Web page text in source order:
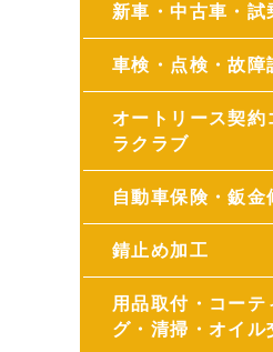
新車・中古車・試
車検・点検・故障
オートリース契約
ラクラブ
自動車保険・鈑金
錆止め加工
用品取付・コーテ
グ・清掃・オイル